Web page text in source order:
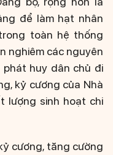
để làm hạt nhân
toàn hệ thống
nghiêm các nguyên
huy dân chủ đi
kỷ cương của Nhà
lượng sinh hoạt chi
cương, tăng cường